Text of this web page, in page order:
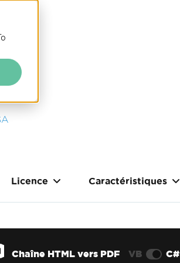
Licence Caractéristiques
Chaîne HTML vers PDF VB C#